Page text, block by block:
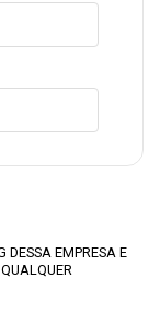
DESSA EMPRESA E